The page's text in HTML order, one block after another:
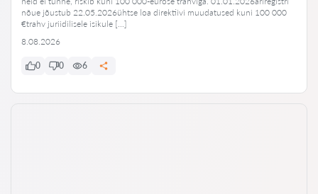
nõue jõustub 22.05.2026ühtse loa direktiivi muudatused kuni 100 000
€trahv juriidilisele isikule […]
8.08.2026
0 0 6